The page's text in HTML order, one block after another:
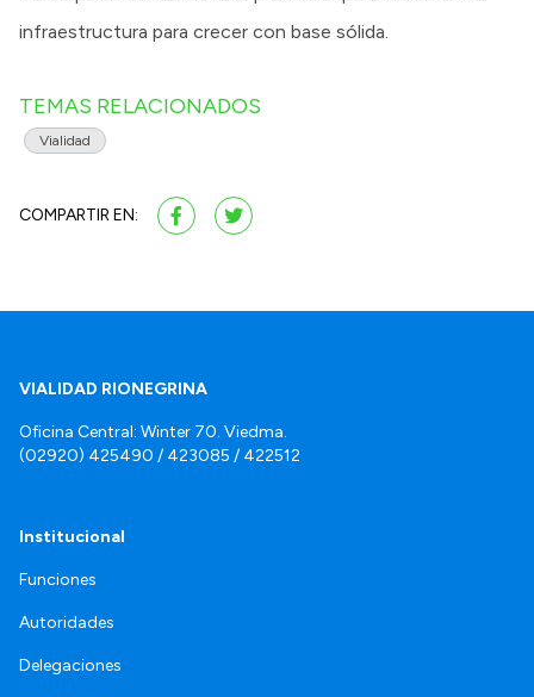
infraestructura para crecer con base sólida.
TEMAS RELACIONADOS
Vialidad
COMPARTIR EN:
VIALIDAD RIONEGRINA
Oficina Central: Winter 70. Viedma.
(02920) 425490 / 423085 / 422512
Institucional
Funciones
Autoridades
Delegaciones